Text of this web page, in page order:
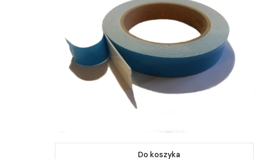
Do koszyka